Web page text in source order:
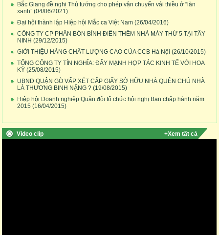
Bắc Giang đề nghị Thủ tướng cho phép vận chuyển vải thiều ở “làn
xanh” (04/06/2021)
Đại hội thành lập Hiệp hội Mắc ca Việt Nam (26/04/2016)
CÔNG TY CP PHÂN BÓN BÌNH ĐIỀN THÊM NHÀ MÁY THỨ 5 TẠI TÂY
NINH (29/12/2015)
GIỚI THIỆU HÀNG CHẤT LƯỢNG CAO CỦA CCB Hà Nội (26/10/2015)
TỔNG CÔNG TY TÍN NGHĨA: ĐẨY MẠNH HỢP TÁC KINH TẾ VỚI HOA
KỲ(25/08/2015)
UBND QUẬN GÒ VẤP XÉT CẤP GIẤY SỞ HỮU NHÀ QUÊN CHỦ NHÀ
LÀ THƯƠNG BINH NẶNG ? (19/08/2015)
Hiệp hội Doanh nghiệp Quân đội tổ chức hội nghị Ban chấp hành năm
2015 (16/04/2015)
Video clip +Xem tất cả